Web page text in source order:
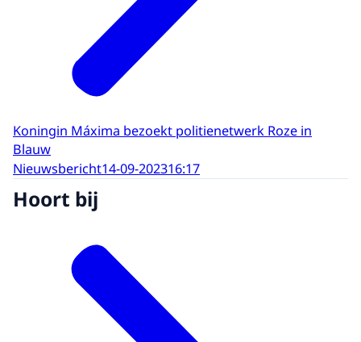
Koningin Máxima bezoekt politienetwerk Roze in
Blauw
Nieuwsbericht14-09-202316:17
Hoort bij